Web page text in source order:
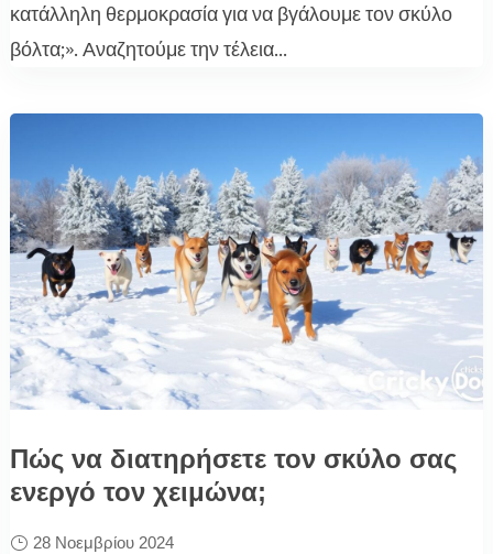
κατάλληλη θερμοκρασία για να βγάλουμε τον σκύλο
βόλτα;». Αναζητούμε την τέλεια...
Πώς να διατηρήσετε τον σκύλο σας
ενεργό τον χειμώνα;
28 Νοεμβρίου 2024